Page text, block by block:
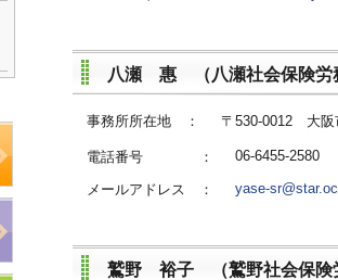
八瀬 惠 （八瀬社会保険労
事務所所在地 ： 〒530-0012 大阪
電話番号 ： 06-6455-2580
メールアドレス ： yase-
鷲野 裕子 （鷲野社会保険